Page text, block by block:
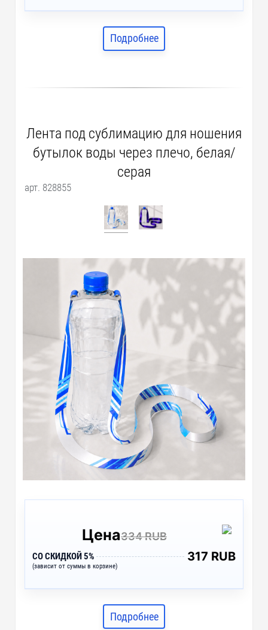
Подробнее
Лента под сублимацию для ношения
бутылок воды через плечо, белая/
серая
арт. 828855
Цена334 RUB
СО СКИДКОЙ 5%
(зависит от суммы в корзине)
317 RUB
Подробнее